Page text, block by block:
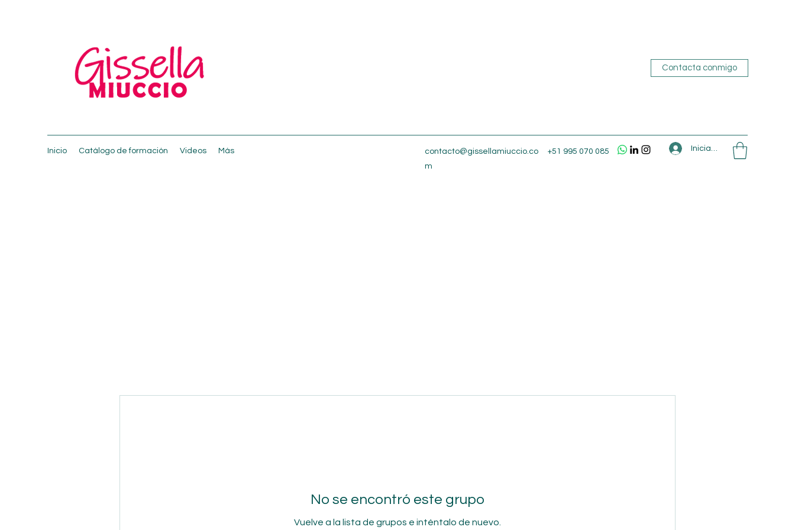
Contacta conmigo
Inicio Catálogo de formación Videos Más
contacto@gissellamiuccio.co
m
+51 995 070 085 Iniciar sesión
No se encontró este grupo
Vuelve a la lista de grupos e inténtalo de nuevo.